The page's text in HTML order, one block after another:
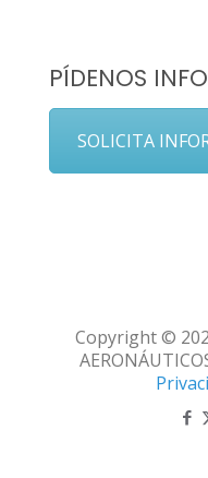
PÍDENOS
SOLICITA
Copyright ©